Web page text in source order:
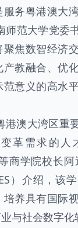
务粤港澳大
师范大学党委
焦数智经济
教融合、优
意义的高水
港澳大湾区重
革需求的人
商学院校长阿
）介绍，该
养具有国际
与社会数字化